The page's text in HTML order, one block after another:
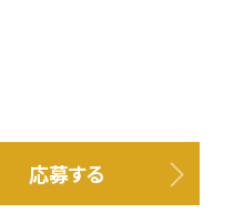
応募する